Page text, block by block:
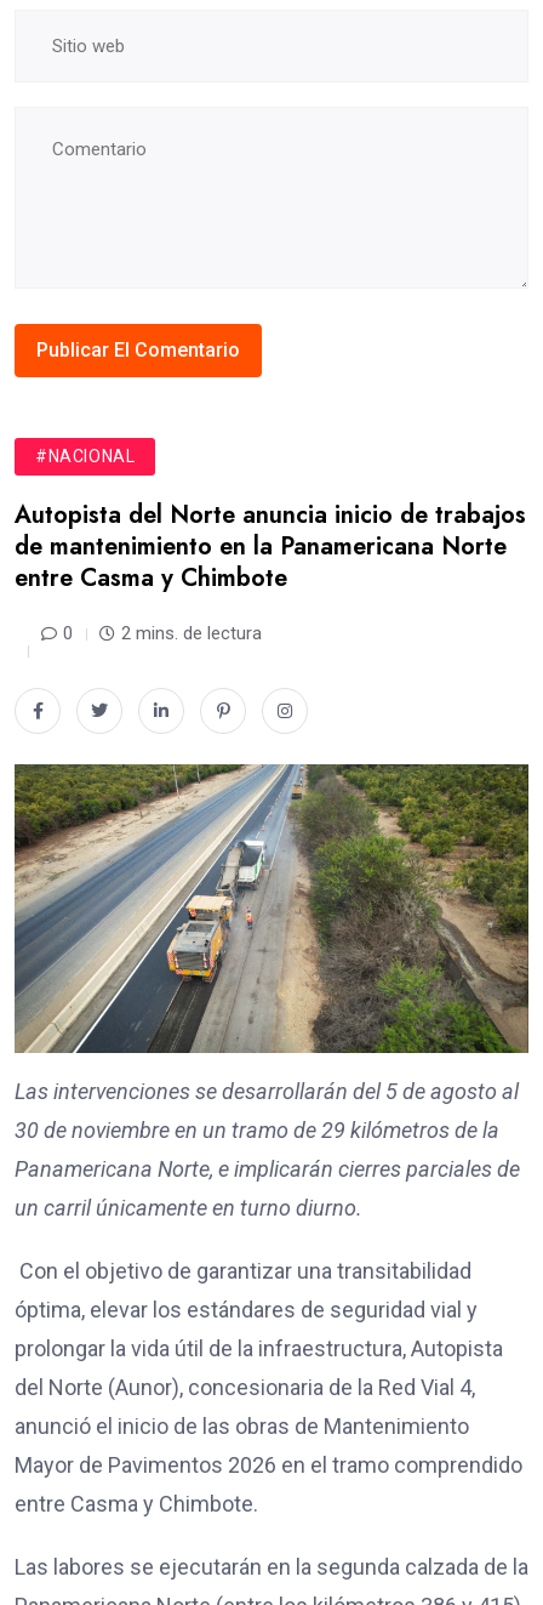
#NACIONAL
Autopista del Norte anuncia inicio de trabajos
de mantenimiento en la Panamericana Norte
entre Casma y Chimbote
0 2 mins. de lectura
Las intervenciones se desarrollarán del 5 de agosto al
30 de noviembre en un tramo de 29 kilómetros de la
Panamericana Norte, e implicarán cierres parciales de
un carril únicamente en turno diurno.
Con el objetivo de garantizar una transitabilidad
óptima, elevar los estándares de seguridad vial y
prolongar la vida útil de la infraestructura, Autopista
del Norte (Aunor), concesionaria de la Red Vial 4,
anunció el inicio de las obras de Mantenimiento
Mayor de Pavimentos 2026 en el tramo comprendido
entre Casma y Chimbote.
Las labores se ejecutarán en la segunda calzada de la